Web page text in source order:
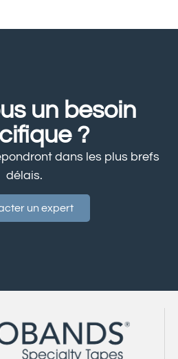
un besoin
?
dans les plus brefs
délais.
un expert